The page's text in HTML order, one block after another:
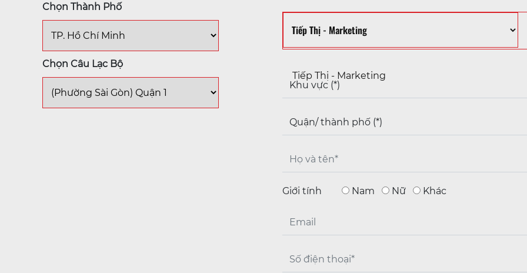
Chọn Thành Phố
Chọn Câu Lạc Bộ
Tiếp Thị - Marketing
CÁC VỊ TRÍ ĐANG TUYỂN DỤNG
Bộ Phận Tư Vấn Thẻ Hội Viên
Bộ Phận Huấn Luyện Viên Sức Khỏe
Bộ Phận Huấn Luyện Viên GroupX
Bộ Phận Huấn Luyện Viên Yoga
Bộ Phận Dịch Vụ Tài Chính
Bộ Phận Pha Chế - Califresh
Tài Chính - Kế Toán
Thu Mua - Cung Ứng
Giới tính Nam Nữ Khác